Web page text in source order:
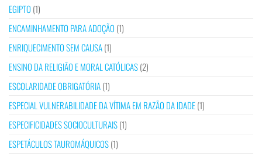
EGIPTO (1)
ENCAMINHAMENTO PARA ADOÇÃO (1)
ENRIQUECIMENTO SEM CAUSA(1)
ENSINO DA RELIGIÃO E MORAL CATÓLICAS(2)
ESCOLARIDADE OBRIGATÓRIA(1)
ESPECIAL VULNERABILIDADE DA VÍTIMA EM RAZÃO DA IDADE(1)
ESPECIFICIDADES SOCIOCULTURAIS(1)
ESPETÁCULOS TAUROMÁQUICOS(1)